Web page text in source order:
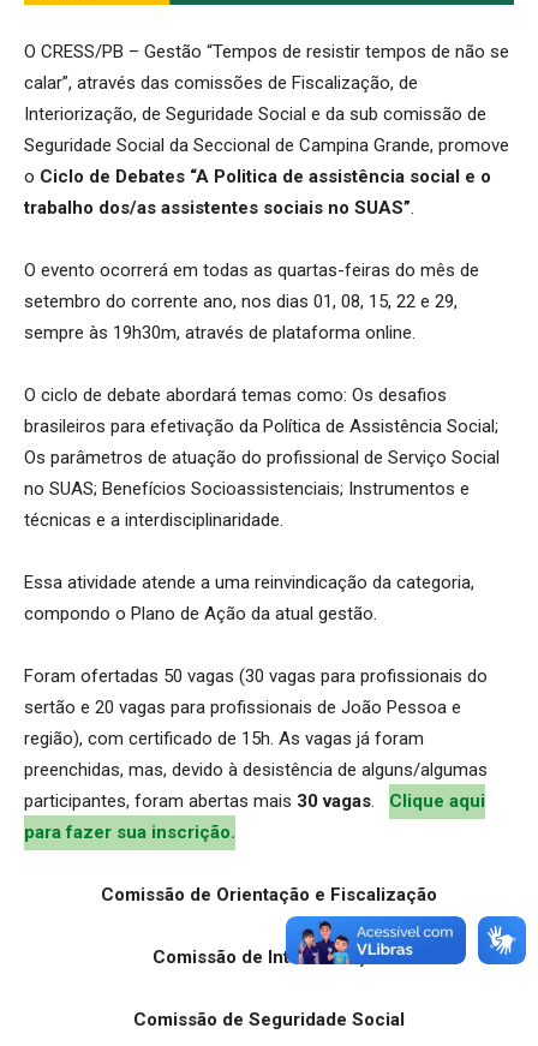
O CRESS/PB – Gestão “Tempos de resistir tempos de não se
calar”, através das comissões de Fiscalização, de
Interiorização, de Seguridade Social e da sub comissão de
Seguridade Social da Seccional de Campina Grande, promove
o Ciclo de Debates “A Politica de assistência social e o
trabalho dos/as assistentes sociais no SUAS”.
O evento ocorrerá em todas as quartas-feiras do mês de
setembro do corrente ano, nos dias 01, 08, 15, 22 e 29,
sempre às 19h30m, através de plataforma online.
O ciclo de debate abordará temas como: Os desafios
brasileiros para efetivação da Política de Assistência Social;
Os parâmetros de atuação do profissional de Serviço Social
no SUAS; Benefícios Socioassistenciais; Instrumentos e
técnicas e a interdisciplinaridade.
Essa atividade atende a uma reinvindicação da categoria,
compondo o Plano de Ação da atual gestão.
Foram ofertadas 50 vagas (30 vagas para profissionais do
sertão e 20 vagas para profissionais de João Pessoa e
região), com certificado de 15h. As vagas já foram
preenchidas, mas, devido à desistência de alguns/algumas
participantes, foram abertas mais 30 vagas.
Clique aqui
para fazer sua inscrição.
Comissão de Orientação e Fiscalização
Comissão de Interiorização
Comissão de Seguridade Social